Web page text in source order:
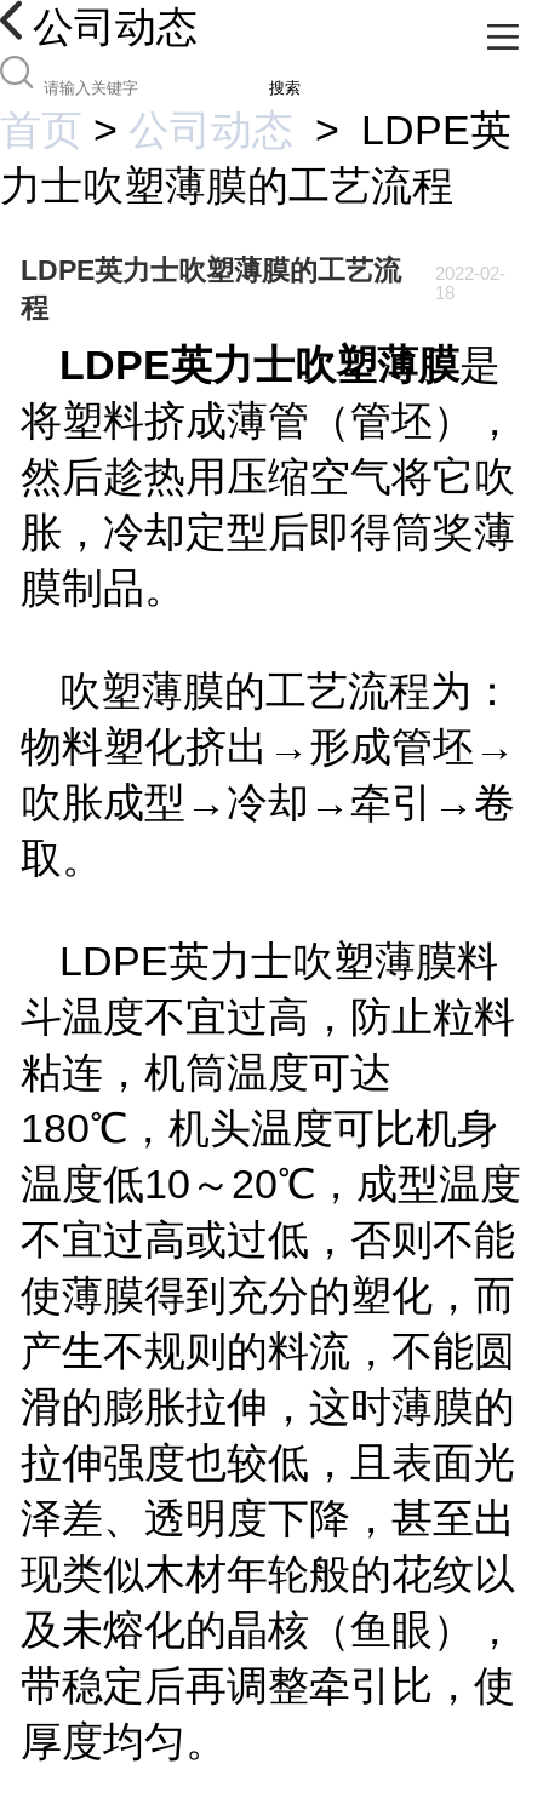
公司动态
搜索
首页 > 公司动态 > LDPE英
力士吹塑薄膜的工艺流程
LDPE英力士吹塑薄膜的工艺流
程
2022-02-
18
LDPE英力士吹塑薄膜是
将塑料挤成薄管（管坯），
然后趁热用压缩空气将它吹
胀，冷却定型后即得筒奖薄
膜制品。
吹塑薄膜的工艺流程为：
物料塑化挤出→形成管坯→
吹胀成型→冷却→牵引→卷
取。
LDPE英力士吹塑薄膜料
斗温度不宜过高，防止粒料
粘连，机筒温度可达
180℃，机头温度可比机身
温度低10～20℃，成型温度
不宜过高或过低，否则不能
使薄膜得到充分的塑化，而
产生不规则的料流，不能圆
滑的膨胀拉伸，这时薄膜的
拉伸强度也较低，且表面光
泽差、透明度下降，甚至出
现类似木材年轮般的花纹以
及未熔化的晶核（鱼眼），
带稳定后再调整牵引比，使
厚度均匀。